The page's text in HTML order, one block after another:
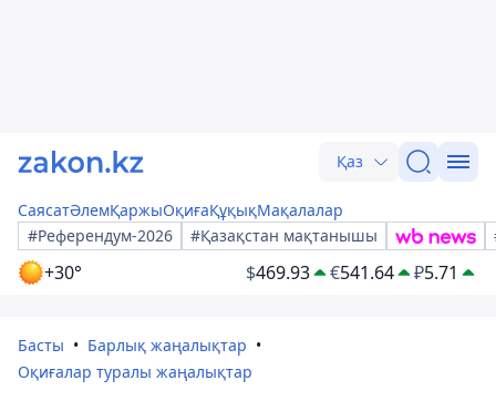
Қаз
СаясатӘлемҚаржыОқиғаҚұқықМақалалар
#Референдум-2026
#Қазақстан мақтанышы
+30° $469.93 €541.64 ₽5.71
Басты
Барлық жаңалықтар
Оқиғалар туралы жаңалықтар